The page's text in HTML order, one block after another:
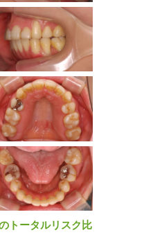
トータルリスク比